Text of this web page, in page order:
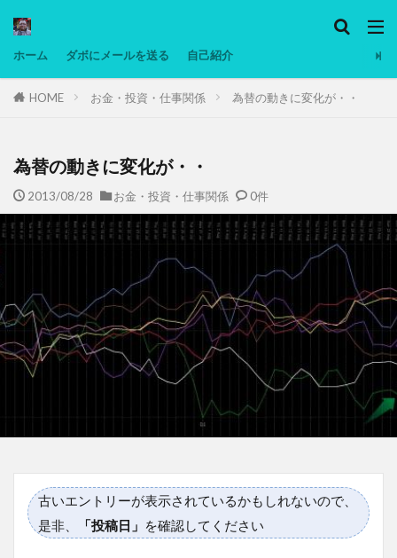
ホーム ダボにメールを送る 自己紹介
HOME お金・投資・仕事関係 為替の動きに変化が・・
為替の動きに変化が・・
2013/08/28 お金・投資・仕事関係 0件
古いエントリーが表示されているかもしれないので、
是非、
「投稿日」 を確認してください
タグ
マレーシア動画
ヨーグルト
備忘録
動画 日本人村社会 脱水シート
検索